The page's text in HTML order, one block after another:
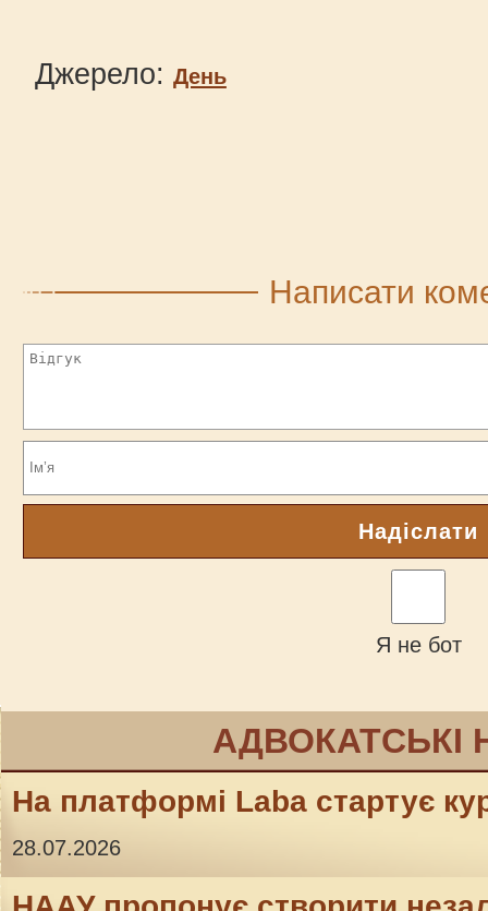
Джерело: День
Написати
Надіслати
Я не бот
АДВОКАТСЬКІ
На платформі Laba стартує
28.07.2026